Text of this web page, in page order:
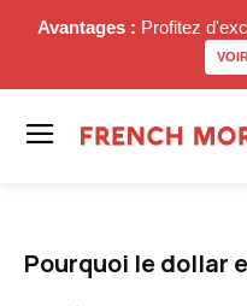
Avantages : Profitez
Pourquoi le dollar